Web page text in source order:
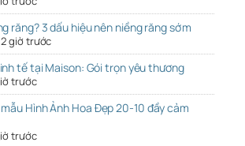
răng? 3 dấu hiệu nên niềng răng sớm
2 giờ trước
tế tại Maison: Gói trọn yêu thương
trước
Hình Ảnh Hoa Đẹp 20-10 đầy cảm
trước